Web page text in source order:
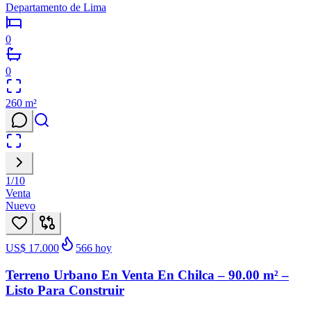
Departamento de Lima
0
0
260 m²
1/10
Venta
Nuevo
US$ 17.000 566 hoy
Terreno Urbano En Venta En Chilca – 90.00 m² –
Listo Para Construir